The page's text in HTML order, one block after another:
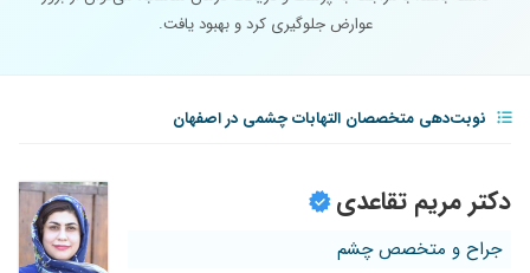
عوارض جلوگیری کرد و بهبود یافت.
نوبت‌دهی متخصصان التهابات چشمی در اصفهان
دکتر مریم تقاعدی
جراح و متخصص چشم